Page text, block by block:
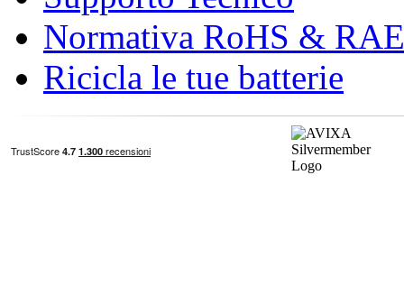
Normativa RoHS &
Ricicla le tue batterie